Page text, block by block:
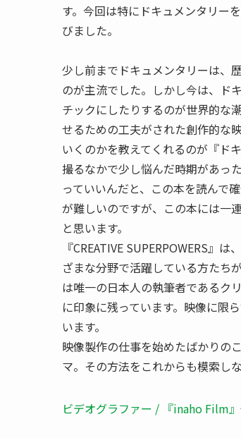
す。今回は特にドキュメンタリー
びました。
少し前までドキュメンタリーは、
のが主流でした。しかし今は、ド
チックにしたりするのが世界的な
せるための工夫がされた創作的な
いくのかを教えてくれるのが『ド
撮るなかで少し悩んだ時期があっ
っていいんだと、この本を読んで
が難しいのですが、この本には一
と思います。
『CREATIVE SUPERPOWERS』
ざまな分野で活躍している方たち
は唯一の日本人の執筆者であるク
に印象に残っています。映像に限
います。
映像製作の仕事を始めたばかりの
マ。その方法をこれからも模索し
ビデオグラファー / 『inaho Film